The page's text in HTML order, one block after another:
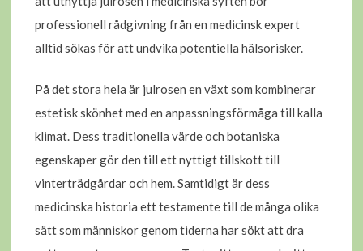
professionell rådgivning från en medicinsk expert
alltid sökas för att undvika potentiella hälsorisker.
På det stora hela är julrosen en växt som kombinerar
estetisk skönhet med en anpassningsförmåga till kalla
klimat. Dess traditionella värde och botaniska
egenskaper gör den till ett nyttigt tillskott till
vinterträdgårdar och hem. Samtidigt är dess
medicinska historia ett testamente till de många olika
sätt som människor genom tiderna har sökt att dra